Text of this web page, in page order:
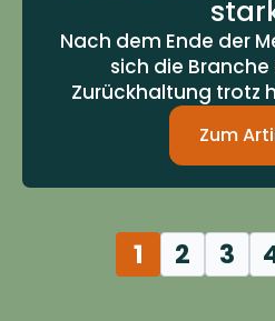
Nach dem Ende der
sich die
Zurückhaltung trotz
Zum
1 2 3